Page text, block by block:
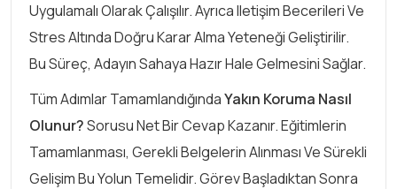
Uygulamalı Olarak Çalışılır. Ayrıca Iletişim Becerileri Ve
Stres Altında Doğru Karar Alma Yeteneği Geliştirilir.
Bu Süreç, Adayın Sahaya Hazır Hale Gelmesini Sağlar.
Tüm Adımlar TamamlandığındaYakın Koruma Nasıl
Olunur?Sorusu Net Bir Cevap Kazanır. Eğitimlerin
Tamamlanması, Gerekli Belgelerin Alınması Ve Sürekli
Gelişim Bu Yolun Temelidir. Görev Başladıktan Sonra